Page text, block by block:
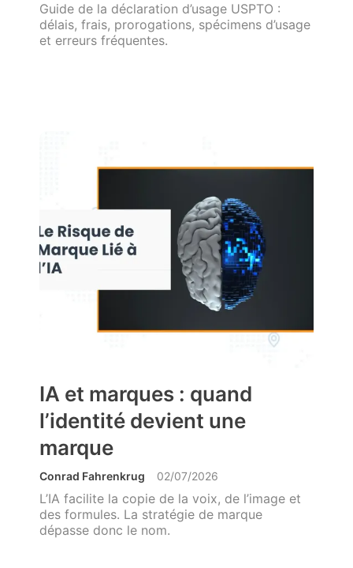
Guide de la déclaration d’usage USPTO :
délais, frais, prorogations, spécimens d’usage
et erreurs fréquentes.
IA et marques : quand
l’identité devient une
marque
Conrad Fahrenkrug 02/07/2026
L’IA facilite la copie de la voix, de l’image et
des formules. La stratégie de marque
dépasse donc le nom.